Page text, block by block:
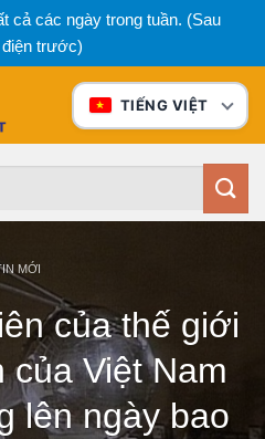
cả các ngày trong tuần. (Sau
điện trước)
TIẾNG VIỆT
MỚI
của thế giới
của Việt Nam
lên ngày bao